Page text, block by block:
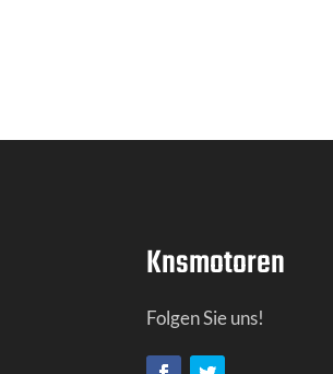
Knsmotoren
Folgen Sie uns!